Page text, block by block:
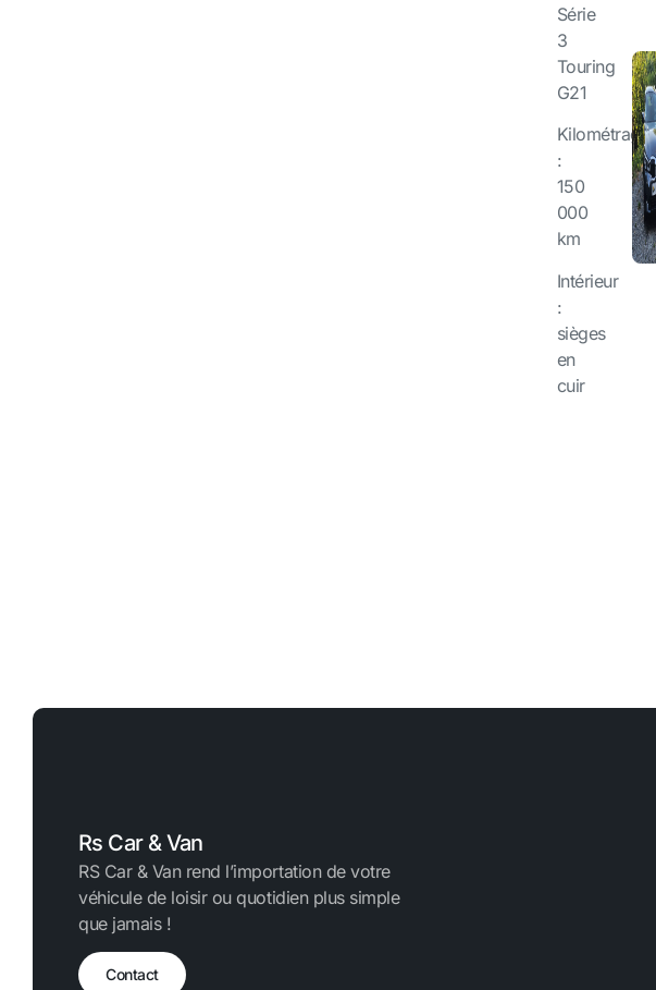
Série
3
Touring
G21
Kilométrage
:
150
000
km
Intérieur
:
sièges
en
cuir
Rs Car & Van
RS Car & Van rend l’importation de votre
véhicule de loisir ou quotidien plus simple
que jamais !
Contact